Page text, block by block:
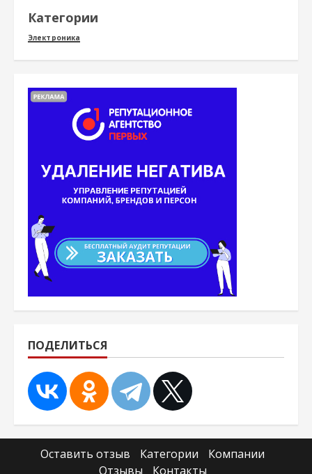
Категории
Электроника
ПОДЕЛИТЬСЯ
Оставить отзыв Категории
Компании
Отзывы
Контакты